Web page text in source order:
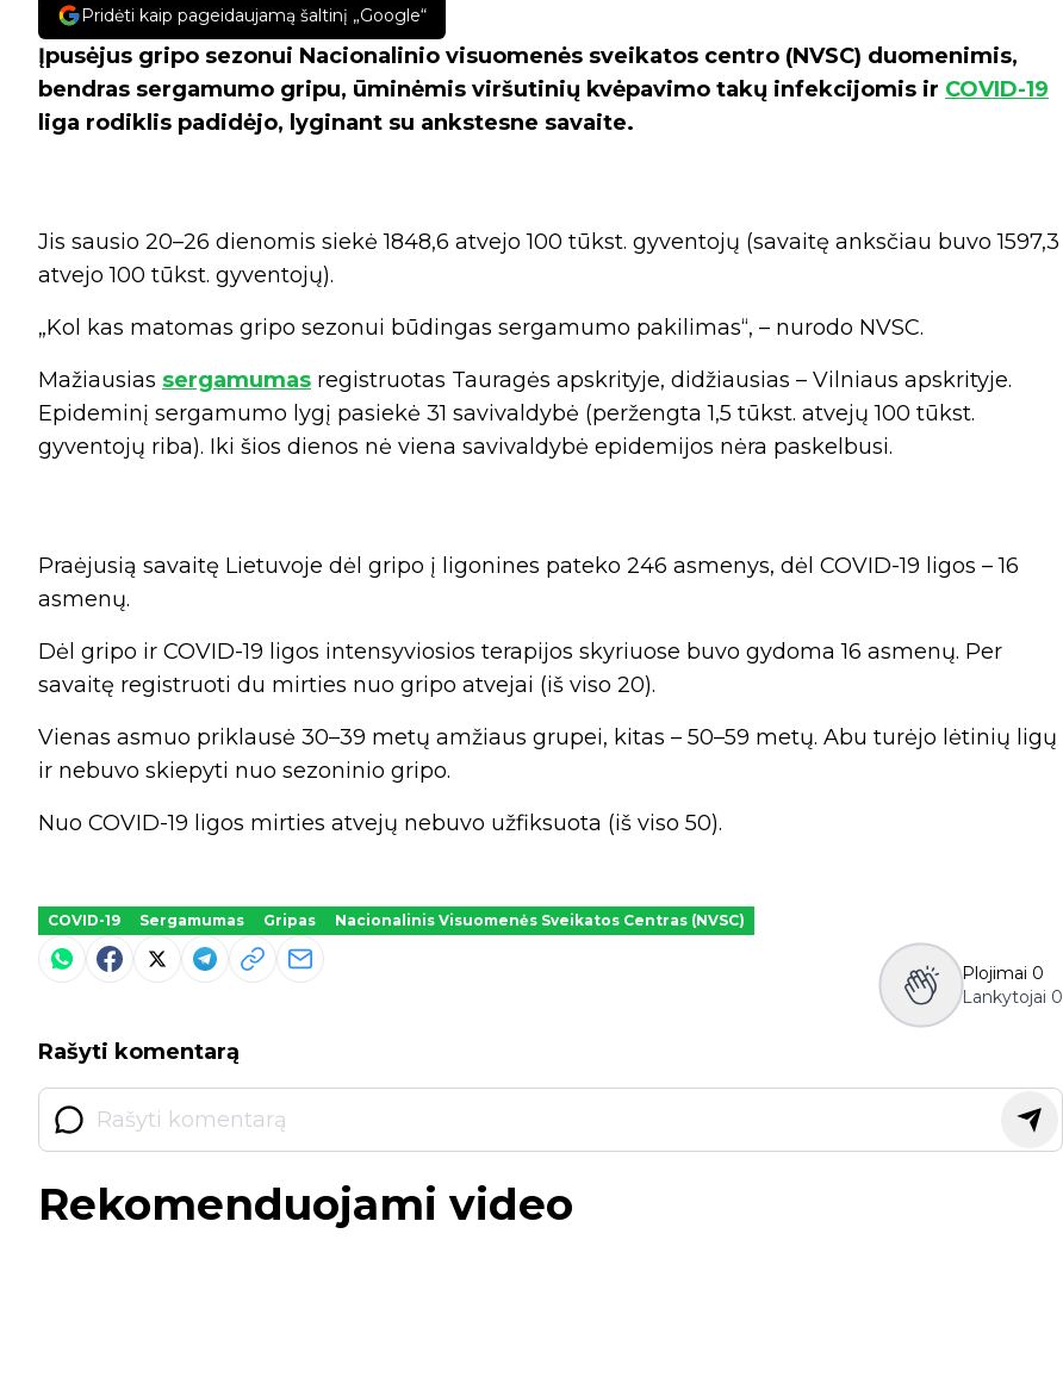
Pridėti kaip pageidaujamą šaltinį „Google“
Įpusėjus gripo sezonui Nacionalinio visuomenės sveikatos centro (NVSC) duomenimis,
bendras sergamumo gripu, ūminėmis viršutinių kvėpavimo takų infekcijomis ir COVID-19
liga rodiklis padidėjo, lyginant su ankstesne savaite.
Jis sausio 20–26 dienomis siekė 1848,6 atvejo 100 tūkst. gyventojų (savaitę anksčiau buvo 1597,3
atvejo 100 tūkst. gyventojų).
„Kol kas matomas gripo sezonui būdingas sergamumo pakilimas“, – nurodo NVSC.
Mažiausias sergamumas registruotas Tauragės apskrityje, didžiausias – Vilniaus apskrityje.
Epideminį sergamumo lygį pasiekė 31 savivaldybė (peržengta 1,5 tūkst. atvejų 100 tūkst.
gyventojų riba). Iki šios dienos nė viena savivaldybė epidemijos nėra paskelbusi.
Praėjusią savaitę Lietuvoje dėl gripo į ligonines pateko 246 asmenys, dėl COVID-19 ligos – 16
asmenų.
Dėl gripo ir COVID-19 ligos intensyviosios terapijos skyriuose buvo gydoma 16 asmenų. Per
savaitę registruoti du mirties nuo gripo atvejai (iš viso 20).
Vienas asmuo priklausė 30–39 metų amžiaus grupei, kitas – 50–59 metų. Abu turėjo lėtinių ligų
ir nebuvo skiepyti nuo sezoninio gripo.
Nuo COVID-19 ligos mirties atvejų nebuvo užfiksuota (iš viso 50).
COVID-19 Sergamumas Gripas Nacionalinis Visuomenės Sveikatos Centras (NVSC)
Plojimai 0
Lankytojai 0
Rašyti komentarą
Rekomenduojami video